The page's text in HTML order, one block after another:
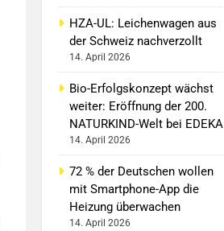
HZA-UL: Leichenwagen aus
der Schweiz nachverzollt
14. April 2026
Bio-Erfolgskonzept wächst
weiter: Eröffnung der 200.
NATURKIND-Welt bei EDEKA
14. April 2026
72 % der Deutschen wollen
mit Smartphone-App die
Heizung überwachen
14. April 2026